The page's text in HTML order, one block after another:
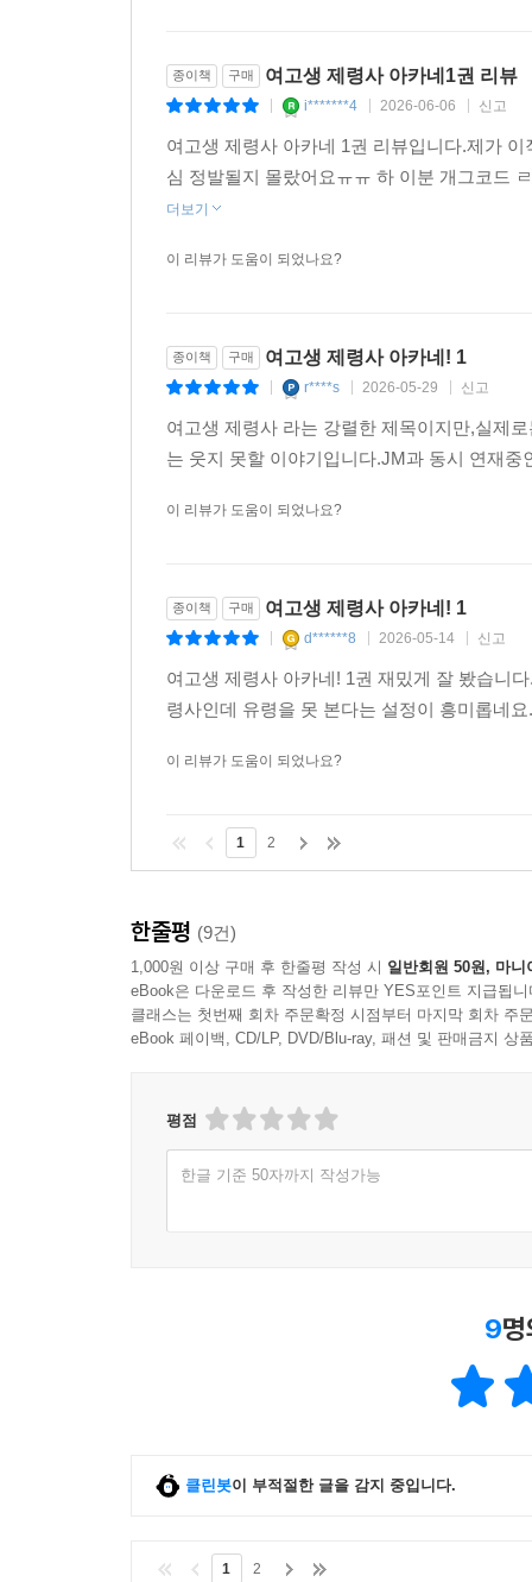
종이책 구매 여고생 제령사 아카네1권 리뷰
i*******4 2026-06-06 신고
여고생 제령사 아카네 1권 리뷰입니다.제가
심 정발될지 몰랐어요ㅠㅠ 하 이분 개그코드
더보기
이 리뷰가 도움이 되었나요?
종이책 구매 여고생 제령사 아카네! 1
r****s 2026-05-29 신고
여고생 제령사 라는 강렬한 제목이지만,실제
는 웃지 못할 이야기입니다.JM과 동시 연재
이 리뷰가 도움이 되었나요?
종이책 구매 여고생 제령사 아카네! 1
d******8 2026-05-14 신고
여고생 제령사 아카네! 1권 재밌게 잘 봤습니
령사인데 유령을 못 본다는 설정이 흥미롭네
이 리뷰가 도움이 되었나요?
1 2
한줄평 (9건)
1,000원 이상 구매 후 한줄평 작성 시 일반회원 50원, 마니
eBook은 다운로드 후 작성한 리뷰만 YES포인트 지급됩니
클래스는 첫번째 회차 주문확정 시점부터 마지막 회차 주
eBook 페이백, CD/LP, DVD/Blu-ray, 패션 및 판매금지 상
평점
한글 기준 50자까지 작성가능
9
클린봇이 부적절한 글을 감지 중입니다.
1 2